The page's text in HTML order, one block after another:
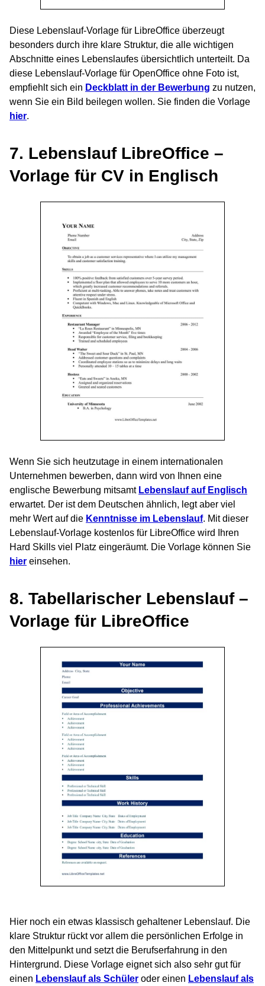
Diese Lebenslauf-Vorlage für LibreOffice überzeugt
besonders durch ihre klare Struktur, die alle wichtigen
Abschnitte eines Lebenslaufes übersichtlich unterteilt. Da
diese Lebenslauf-Vorlage für OpenOffice ohne Foto ist,
empfiehlt sich ein Deckblatt in der Bewerbung zu nutzen,
wenn Sie ein Bild beilegen wollen. Sie finden die Vorlage
hier.
7. Lebenslauf LibreOffice –
Vorlage für CV in Englisch
Wenn Sie sich heutzutage in einem internationalen
Unternehmen bewerben, dann wird von Ihnen eine
englische Bewerbung mitsamt Lebenslauf auf Englisch
erwartet. Der ist dem Deutschen ähnlich, legt aber viel
mehr Wert auf die Kenntnisse im Lebenslauf. Mit dieser
Lebenslauf-Vorlage kostenlos für LibreOffice wird Ihren
Hard Skills viel Platz eingeräumt. Die Vorlage können Sie
hier einsehen.
8. Tabellarischer Lebenslauf –
Vorlage für LibreOffice
Hier noch ein etwas klassisch gehaltener Lebenslauf. Die
klare Struktur rückt vor allem die persönlichen Erfolge in
den Mittelpunkt und setzt die Berufserfahrung in den
Hintergrund. Diese Vorlage eignet sich also sehr gut für
einen Lebenslauf als Schüler oder einen Lebenslauf als